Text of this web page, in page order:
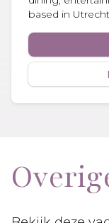
based in